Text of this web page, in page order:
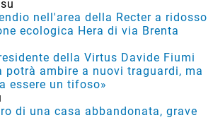
su
nell'area della Recter a ridosso
ecologica Hera di via Brenta
della Virtus Davide Fiumi
potrà ambire a nuovi traguardi, ma
essere un tifoso»
di una casa abbandonata, grave